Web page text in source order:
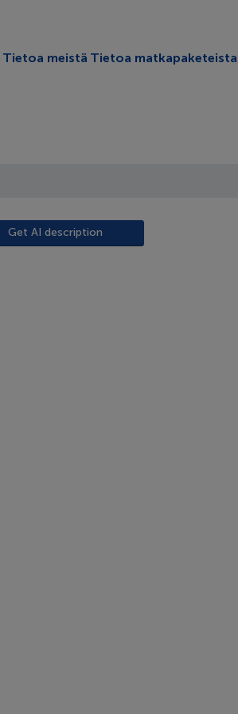
Tietoa meistä Tietoa matkapaketeista
Get AI description